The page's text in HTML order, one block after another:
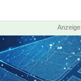
Anzeige